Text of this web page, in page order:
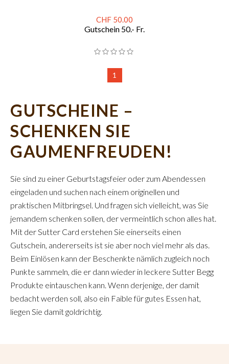
CHF 50.00
Gutschein 50.- Fr.
1
GUTSCHEINE –
SCHENKEN SIE
GAUMENFREUDEN!
Sie sind zu einer Geburtstagsfeier oder zum Abendessen
eingeladen und suchen nach einem originellen und
praktischen Mitbringsel. Und fragen sich vielleicht, was Sie
jemandem schenken sollen, der vermeintlich schon alles hat.
Mit der Sutter Card erstehen Sie einerseits einen
Gutschein, andererseits ist sie aber noch viel mehr als das.
Beim Einlösen kann der Beschenkte nämlich zugleich noch
Punkte sammeln, die er dann wieder in leckere Sutter Begg
Produkte eintauschen kann. Wenn derjenige, der damit
bedacht werden soll, also ein Faible für gutes Essen hat,
liegen Sie damit goldrichtig.